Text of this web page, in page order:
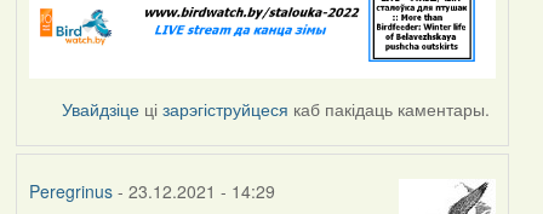
Увайдзіце цізарэгіструйцеся каб пакідаць каментары.
Peregrinus- 23.12.2021 - 14:29